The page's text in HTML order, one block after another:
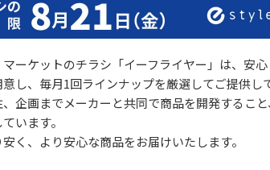
ーケットのチラシ「イーフライヤー」は、安
し、毎月1回ラインナップを厳選してご提供し
企画までメーカーと共同で商品を開発するこ
います。
く、より安心な商品をお届けいたします。